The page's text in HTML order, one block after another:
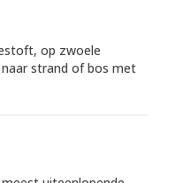
op zwoele
strand of bos met